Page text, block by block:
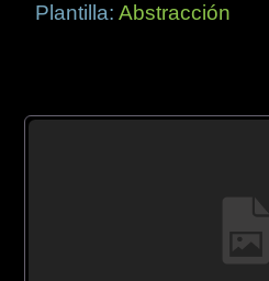
Plantilla:Abstracción